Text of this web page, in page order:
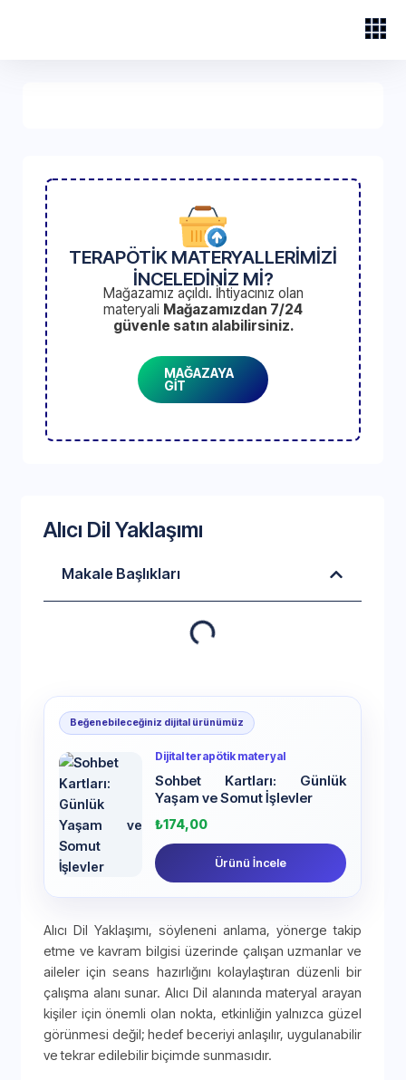
TERAPÖTİK MATERYALLERİMİZİ
İNCELEDİNİZ Mİ?
Mağazamız açıldı. İhtiyacınız olan
materyali Mağazamızdan 7/24
güvenle satın alabilirsiniz.
MAĞAZAYA
GİT
Alıcı Dil Yaklaşımı
Makale Başlıkları
Beğenebileceğiniz dijital ürünümüz
Dijital terapötik materyal
Sohbet Kartları: Günlük
Yaşam ve Somut İşlevler
₺174,00
Ürünü İncele
Alıcı Dil Yaklaşımı, söyleneni anlama, yönerge takip
etme ve kavram bilgisi üzerinde çalışan uzmanlar ve
aileler için seans hazırlığını kolaylaştıran düzenli bir
çalışma alanı sunar. Alıcı Dil alanında materyal arayan
kişiler için önemli olan nokta, etkinliğin yalnızca güzel
görünmesi değil; hedef beceriyi anlaşılır, uygulanabilir
ve tekrar edilebilir biçimde sunmasıdır.